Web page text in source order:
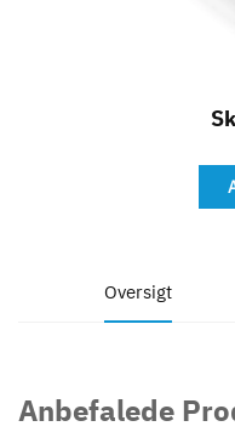
Oversigt
Anbefalede